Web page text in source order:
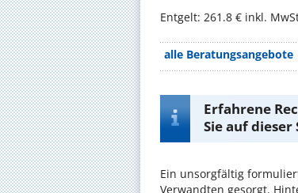
Entgelt: 261.8 € inkl.
alle Beratungsangebote
Erfahrene
Sie auf dieser
Ein unsorgfältig
Verwandten gesorgt.